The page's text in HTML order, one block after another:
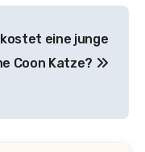
kostet eine junge
Coon Katze?